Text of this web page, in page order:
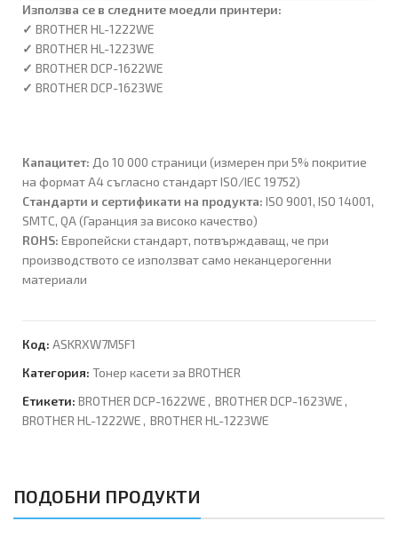
Използва се в следните моедли принтери:
✓ BROTHER HL-1222WE
✓ BROTHER HL-1223WE
✓ BROTHER DCP-1622WE
✓ BROTHER DCP-1623WE
Капацитет: До 10 000 страници (измерен при 5% покритие
на формат A4 съгласно стандарт ISO/IEC 19752)
Стандарти и сертификати на продукта: ISO 9001, ISO 14001,
SMTC, QA (Гаранция за високо качество)
ROHS: Европейски стандарт, потвърждаващ, че при
производството се използват само неканцерогенни
материали
Код: ASKRXW7M5F1
Категория: Тонер касети за BROTHER
Етикети: BROTHER DCP-1622WE , BROTHER DCP-1623WE ,
BROTHER HL-1222WE , BROTHER HL-1223WE
ПОДОБНИ ПРОДУКТИ